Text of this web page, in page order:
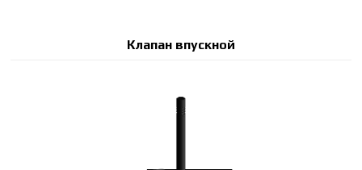
Клапан впускной